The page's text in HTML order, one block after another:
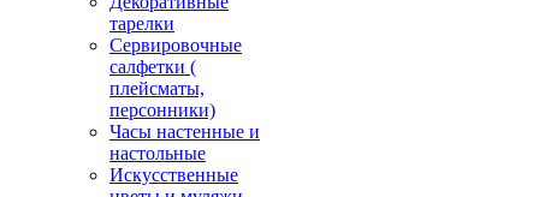
тарелки
Сервировочные
салфетки (
плейсматы,
персонники)
Часы настенные и
настольные
Искусственные